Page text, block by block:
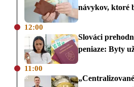
návykov, ktoré
12:00
Slováci
peniaze: Byty
11:00